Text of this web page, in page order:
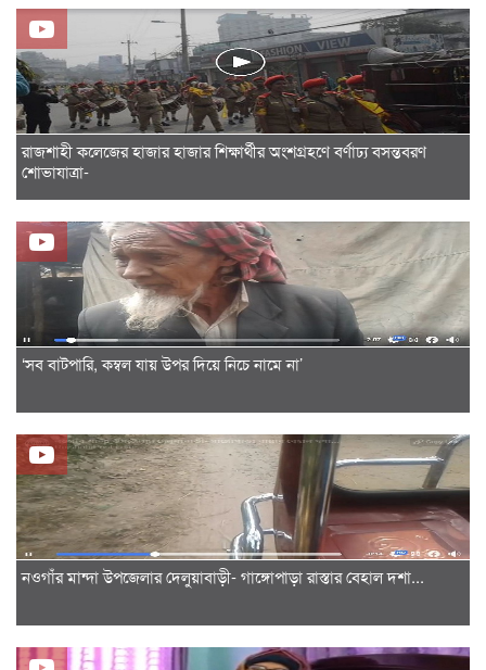
রাজশাহী কলেজের হাজার হাজার শিক্ষার্থীর অংশগ্রহণে বর্ণাঢ্য বসন্তবরণ
শোভাযাত্রা-
‘সব বাটপারি, কম্বল যায় উপর দিয়ে নিচে নামে না’
নওগাঁর মান্দা উপজেলার দেলুয়াবাড়ী- গাঙ্গোপাড়া রাস্তার বেহাল দশা...